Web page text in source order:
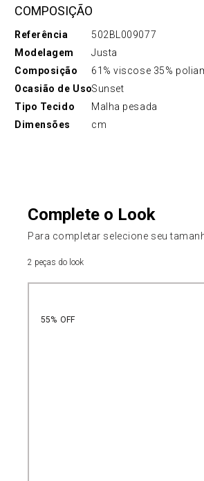
COMPOSIÇÃO
Referência
502BL009077
Modelagem
Justa
Composição
61% viscose 35%
Ocasião de UsoSunset
Tipo Tecido
Malha pesada
Dimensões
cm
Complete o Look
Para completar selecione seu
2 peças do look
55% OFF